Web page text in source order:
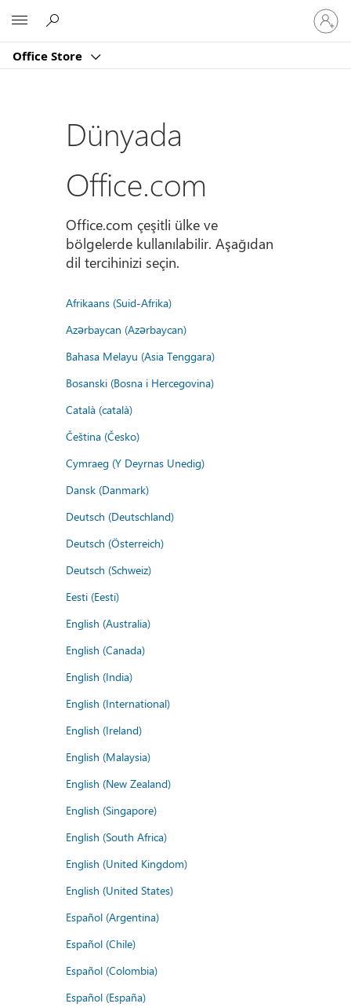
Office Store
oturum
açın
Dünyada
Office.com
Office.com çeşitli ülke ve
bölgelerde kullanılabilir. Aşağıdan
dil tercihinizi seçin.
Afrikaans (Suid-Afrika)
Azərbaycan (Azərbaycan)
Bahasa Melayu (Asia Tenggara)
Bosanski (Bosna i Hercegovina)
Català (català)
Čeština (Česko)
Cymraeg (Y Deyrnas Unedig)
Dansk (Danmark)
Deutsch (Deutschland)
Deutsch (Österreich)
Deutsch (Schweiz)
Eesti (Eesti)
English (Australia)
English (Canada)
English (India)
English (International)
English (Ireland)
English (Malaysia)
English (New Zealand)
English (Singapore)
English (South Africa)
English (United Kingdom)
English (United States)
Español (Argentina)
Español (Chile)
Español (Colombia)
Español (España)